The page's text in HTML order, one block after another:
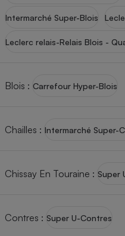
Intermarché Super-Blois
Leclerc relais-Relais Blois -
Blois : Carrefour Hyper-Blois
Chailles : Intermarché Super-
Chissay En Touraine : Super
Contres : Super U-Contres